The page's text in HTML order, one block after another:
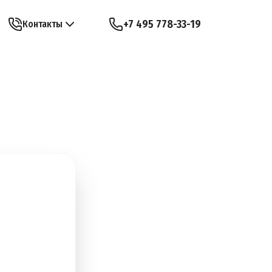
Контакты +7 495 778-33-19